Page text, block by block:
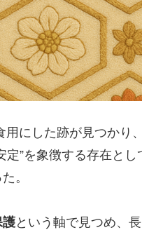
にした跡が見つかり
”を象徴する存在とし
。
護という軸で見つめ、